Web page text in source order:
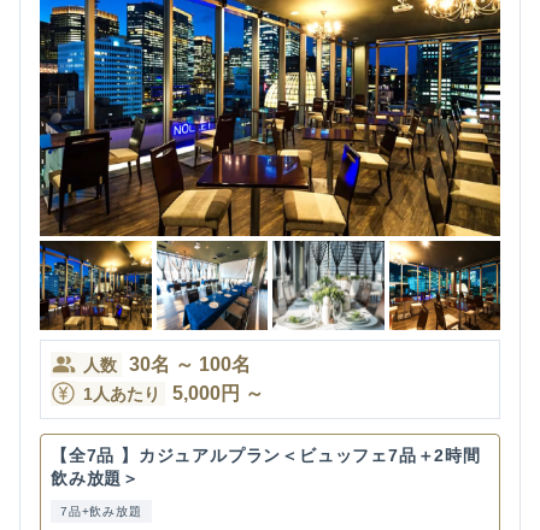
人数 30名 ～ 100名
1人あたり 5,000円 ～
【全7品 】カジュアルプラン＜ビュッフェ7品＋2時間
飲み放題＞
7品+飲み放題